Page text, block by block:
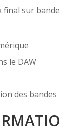
final sur
le DAW
des bandes